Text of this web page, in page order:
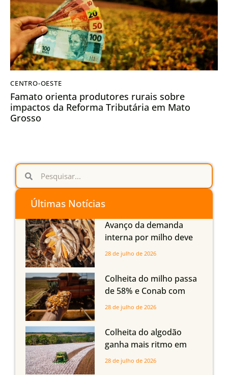
CENTRO-OESTE
Famato orienta produtores rurais sobre
impactos da Reforma Tributária em Mato
Grosso
Últimas Notícias
Avanço da demanda
interna por milho deve
compensar aumento da
em Mato Grosso, aponta
Imea
28 de julho de 2026
Colheita do milho passa
de 58% e Conab com
boas produtividades em
quedas em Tocantins,
Maranhão e Piauí
28 de julho de 2026
Colheita do algodão
ganha mais ritmo em
Mato Grosso, Mato
28 de julho de 2026